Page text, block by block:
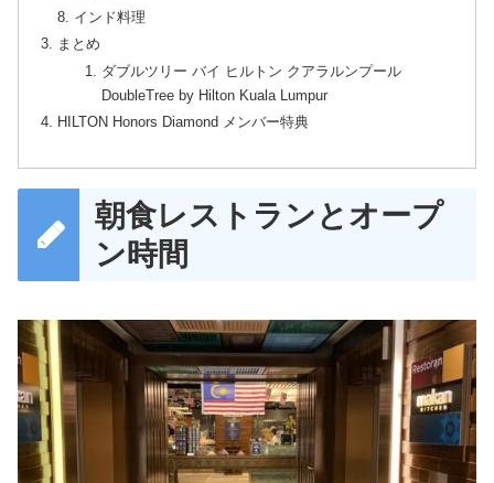
インド料理
まとめ
ダブルツリー バイ ヒルトン クアラルンプール
DoubleTree by Hilton Kuala Lumpur
HILTON Honors Diamond メンバー特典
朝食レストランとオープ
ン時間